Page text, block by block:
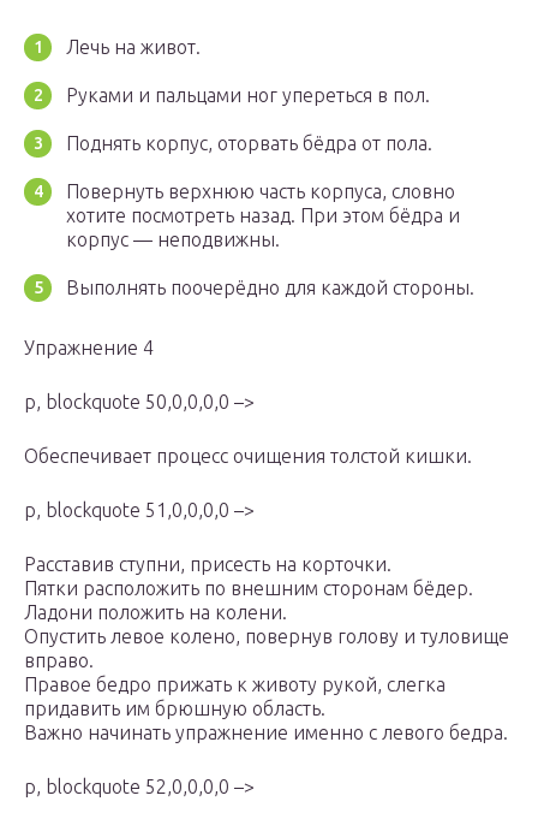
Лечь на живот.
Руками и пальцами ног упереться в пол.
Поднять корпус, оторвать бёдра от пола.
Повернуть верхнюю часть корпуса, словно
хотите посмотреть назад. При этом бёдра и
корпус — неподвижны.
Выполнять поочерёдно для каждой стороны.
Упражнение 4
p, blockquote 50,0,0,0,0 –>
Обеспечивает процесс очищения толстой кишки.
p, blockquote 51,0,0,0,0 –>
Расставив ступни, присесть на корточки.
Пятки расположить по внешним сторонам бёдер.
Ладони положить на колени.
Опустить левое колено, повернув голову и туловище
вправо.
Правое бедро прижать к животу рукой, слегка
придавить им брюшную область.
Важно начинать упражнение именно с левого бедра.
p, blockquote 52,0,0,0,0 –>